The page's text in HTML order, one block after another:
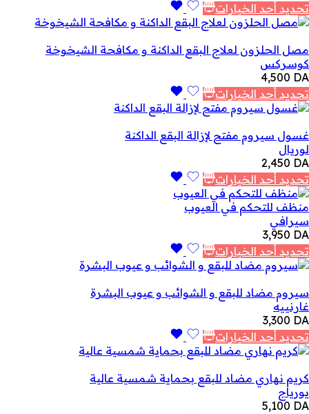
تحديد أحد الخيارات
مصل الحلزون لعلاج البقع الداكنة و مكافحة الشيخوخة
كوسركس
4,500 DA
تحديد أحد الخيارات
غسول سيروم مفتح لإزالة البقع الداكنة
لوريال
2,450 DA
تحديد أحد الخيارات
منظف للتحكم في العيوب
سيرافي
3,950 DA
تحديد أحد الخيارات
سيروم مضاد للبقع و الشوائب و عيوب البشرة
غارنييه
3,300 DA
تحديد أحد الخيارات
كريم نهاري مضاد للبقع بحماية شمسية عالية
يورياج
5,100 DA